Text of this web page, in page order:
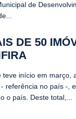
de
DE 50
início em março,
referência no país -,
o país. Deste total,...